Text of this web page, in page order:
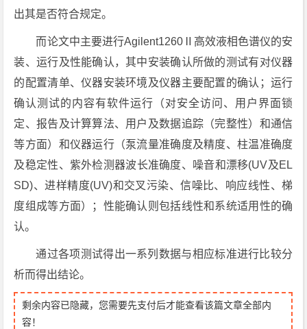
出其是否符合规定。
而论文中主要进行Agilent1260Ⅱ高效液相色谱仪的安
装、运行及性能确认，其中安装确认所做的测试有对仪器
的配置清单、仪器安装环境及仪器主要配置的确认；运行
确认测试的内容有软件运行（对安全访问、用户界面锁
定、报告及计算算法、用户及数据追踪（完整性）和通信
等方面）和仪器运行（泵流量准确度及精度、柱温准确度
及稳定性、紫外检测器波长准确度、噪音和漂移(UV及EL
SD)、进样精度(UV)和交叉污染、信噪比、响应线性、梯
度组成等方面）；性能确认则包括线性和系统适用性的确
认。
通过各项测试得出一系列数据与相应标准进行比较分
析而得出结论。
剩余内容已隐藏，您需要先支付后才能查看该篇文章全部内
容！